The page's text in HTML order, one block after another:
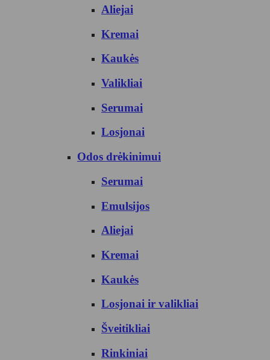
Aliejai
Kremai
Kaukės
Valikliai
Serumai
Losjonai
Odos drėkinimui
Serumai
Emulsijos
Aliejai
Kremai
Kaukės
Losjonai ir valikliai
Šveitikliai
Rinkiniai